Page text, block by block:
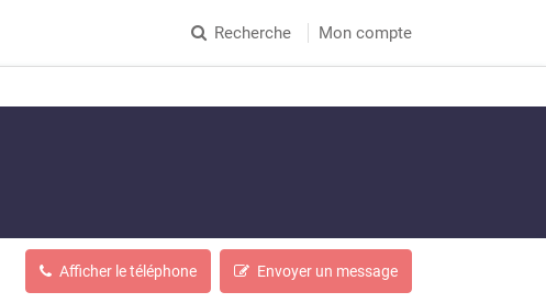
Recherche Mon compte
Afficher le téléphone Envoyer un message